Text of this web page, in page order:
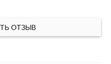
ОТЗЫВ